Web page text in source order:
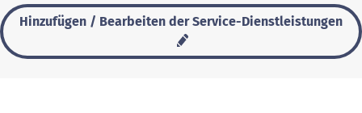
Hinzufügen / Bearbeiten der Service-Dienstleistungen